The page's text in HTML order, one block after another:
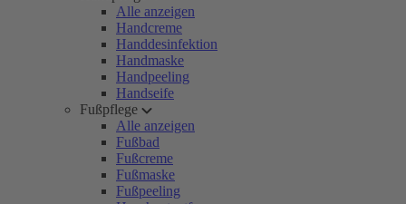
Alle anzeigen
Handcreme
Handdesinfektion
Handmaske
Handpeeling
Handseife
Fußpflege
Alle anzeigen
Fußbad
Fußcreme
Fußmaske
Fußpeeling